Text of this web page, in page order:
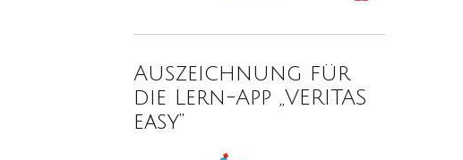
Auszeichnung für
die Lern-App „VERITAS
easy“